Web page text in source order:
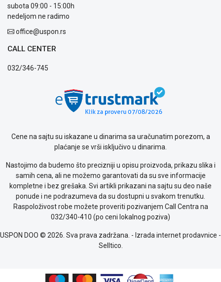
subota 09:00 - 15:00h
nedeljom ne radimo
office@uspon.rs
CALL CENTER
032/346-745
Cene na sajtu su iskazane u dinarima sa uračunatim porezom, a
plaćanje se vrši isključivo u dinarima.
Nastojimo da budemo što precizniji u opisu proizvoda, prikazu slika i
samih cena, ali ne možemo garantovati da su sve informacije
kompletne i bez grešaka. Svi artikli prikazani na sajtu su deo naše
ponude i ne podrazumeva da su dostupni u svakom trenutku.
Raspoloživost robe možete proveriti pozivanjem Call Centra na
032/340-410 (po ceni lokalnog poziva)
USPON DOO © 2026. Sva prava zadržana. - Izrada internet prodavnice -
Selltico.